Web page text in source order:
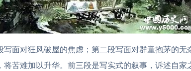
写面对狂风破屋的焦虑；第二段写面对群童抱茅的无
苦难加以升华。前三段是写实式的叙事，诉述自家